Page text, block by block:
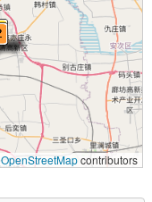
OpenStreetMapcontributors